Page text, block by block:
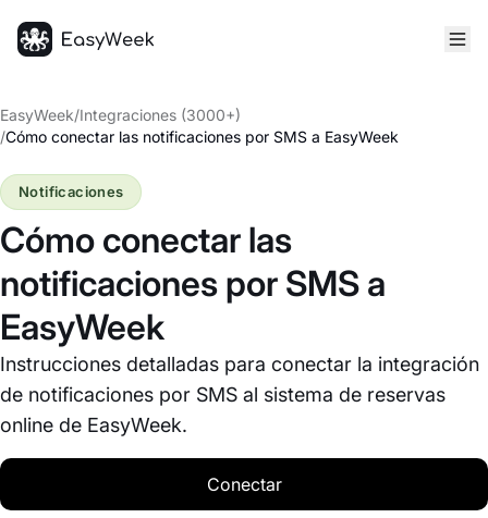
EasyWeek/Integraciones (3000+)
/Cómo conectar las notificaciones por SMS a EasyWeek
Cómo conectar las
notificaciones por SMS a
EasyWeek
Instrucciones detalladas para conectar la integración
de notificaciones por SMS al sistema de reservas
online de EasyWeek.
Notificaciones
Conectar